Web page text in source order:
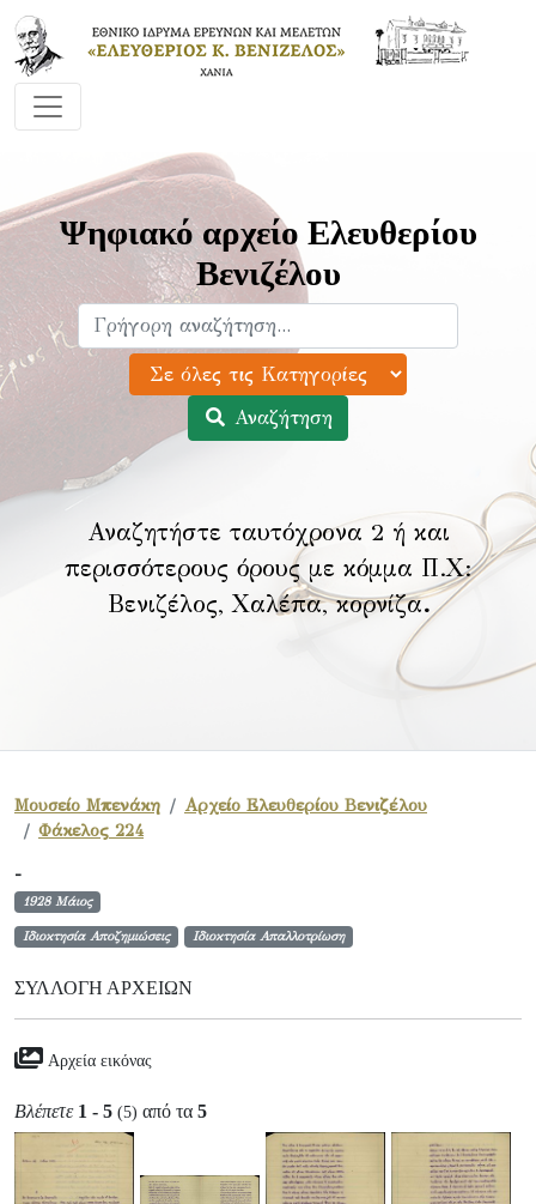
Ψηφιακό αρχείο Ελευθερίου
Βενιζέλου
Αναζήτηση
Αναζητήστε ταυτόχρονα 2 ή και
περισσότερους όρους με κόμμα Π.Χ:
Βενιζέλος, Χαλέπα, κορνίζα.
Μουσείο Μπενάκη
Αρχείο Ελευθερίου Βενιζέλου
Φάκελος 224
-
1928 Μάιος
Ιδιοκτησία Αποζημιώσεις Ιδιοκτησία Απαλλοτρίωση
ΣΥΛΛΟΓΉ ΑΡΧΕΊΩΝ
Αρχεία εικόνας
Βλέπετε 1 - 5 (5) από τα 5